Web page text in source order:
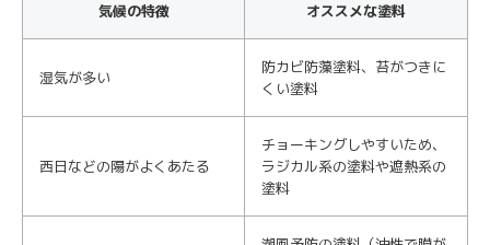
気候の特徴 オススメな塗料
湿気が多い
防カビ防藻塗料、苔がつきに
くい塗料
西日などの陽がよくあたる
チョーキングしやすいため、
ラジカル系の塗料や遮熱系の
塗料